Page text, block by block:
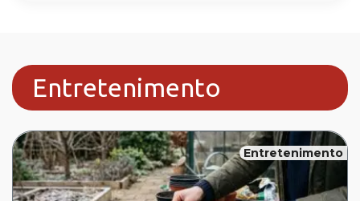
Entretenimento
Entretenimento